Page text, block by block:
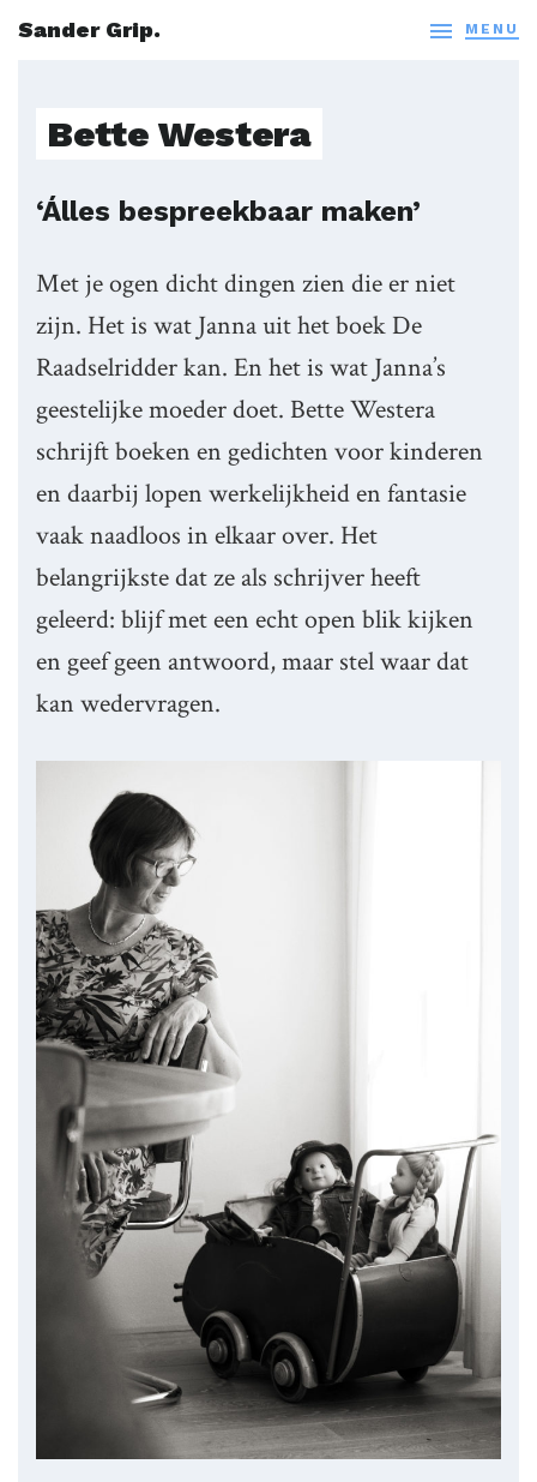
Sander Grip.  MENU
Bette Westera
‘Álles bespreekbaar maken’
Met je ogen dicht dingen zien die er niet
zijn. Het is wat Janna uit het boek De
Raadselridder kan. En het is wat Janna’s
geestelijke moeder doet. Bette Westera
schrijft boeken en gedichten voor kinderen
en daarbij lopen werkelijkheid en fantasie
vaak naadloos in elkaar over. Het
belangrijkste dat ze als schrijver heeft
geleerd: blijf met een echt open blik kijken
en geef geen antwoord, maar stel waar dat
kan wedervragen.